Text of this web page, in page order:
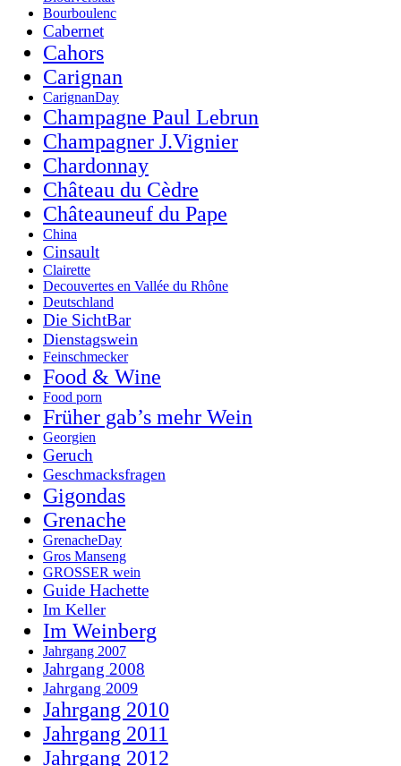
Bourboulenc
Cabernet
Cahors
Carignan
CarignanDay
Champagne Paul Lebrun
Champagner J.Vignier
Chardonnay
Château du Cèdre
Châteauneuf du Pape
China
Cinsault
Clairette
Decouvertes en Vallée du Rhône
Deutschland
Die SichtBar
Dienstagswein
Feinschmecker
Food & Wine
Food porn
Früher gab’s mehr Wein
Georgien
Geruch
Geschmacksfragen
Gigondas
Grenache
GrenacheDay
Gros Manseng
GROSSER wein
Guide Hachette
Im Keller
Im Weinberg
Jahrgang 2007
Jahrgang 2008
Jahrgang 2009
Jahrgang 2010
Jahrgang 2011
Jahrgang 2012